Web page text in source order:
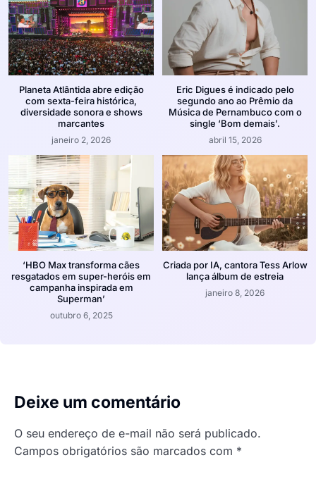
Planeta Atlântida abre edição
com sexta-feira histórica,
diversidade sonora e shows
marcantes
janeiro 2, 2026
Eric Digues é indicado pelo
segundo ano ao Prêmio da
Música de Pernambuco com o
single ‘Bom demais’.
abril 15, 2026
‘HBO Max transforma cães
resgatados em super-heróis em
campanha inspirada em
Superman’
outubro 6, 2025
Criada por IA, cantora Tess Arlow
lança álbum de estreia
janeiro 8, 2026
Deixe um comentário
O seu endereço de e-mail não será publicado.
Campos obrigatórios são marcados com *